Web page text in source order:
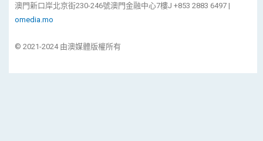
澳門新口岸北京街230-246號澳門金融中心7樓J +853 2883 6497 |
omedia.mo
© 2021-2024 由澳媒體版權所有